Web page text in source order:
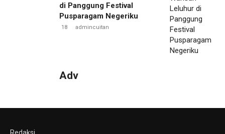
di Panggung Festival
Pusparagam Negeriku
18 admincuitan
Adv
Redaksi